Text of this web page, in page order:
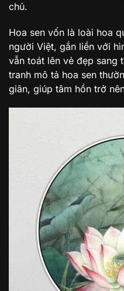
chủ.
Hoa sen vốn là loài hoa
người Việt, gắn liền với
vẫn toát lên vẻ đẹp sang
tranh mô tả hoa sen
giãn, giúp tâm hồn trở